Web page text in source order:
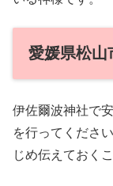
愛媛県松山
伊佐爾波神社で
を行ってくださ
じめ伝えておく